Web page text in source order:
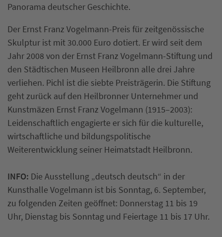
Panorama deutscher Geschichte.
Der Ernst Franz Vogelmann-Preis für zeitgenössische
Skulptur ist mit 30.000 Euro dotiert. Er wird seit dem
Jahr 2008 von der Ernst Franz Vogelmann-Stiftung und
den Städtischen Museen Heilbronn alle drei Jahre
verliehen. Pichl ist die siebte Preisträgerin. Die Stiftung
geht zurück auf den Heilbronner Unternehmer und
Kunstmäzen Ernst Franz Vogelmann (1915–2003):
Leidenschaftlich engagierte er sich für die kulturelle,
wirtschaftliche und bildungspolitische
Weiterentwicklung seiner Heimatstadt Heilbronn.
INFO: Die Ausstellung „deutsch deutsch“ in der
Kunsthalle Vogelmann ist bis Sonntag, 6. September,
zu folgenden Zeiten geöffnet: Donnerstag 11 bis 19
Uhr, Dienstag bis Sonntag und Feiertage 11 bis 17 Uhr.